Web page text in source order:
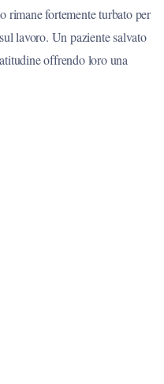
rimane fortemente turbato per
lavoro. Un paziente salvato
offrendo loro una